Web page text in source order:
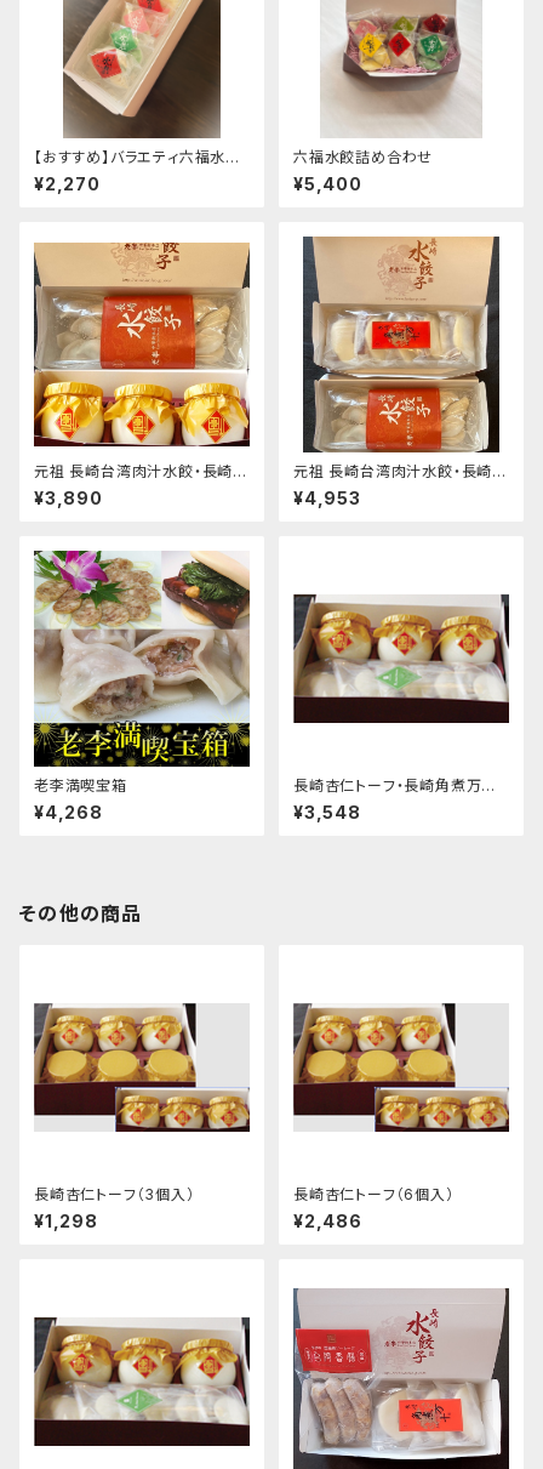
【おすすめ】バラエティ六福水餃
詰合せ（各３個）
¥2,270
六福水餃詰め合わせ
¥5,400
元祖 長崎台湾肉汁水餃・長崎杏
仁トーフセット
¥3,890
元祖 長崎台湾肉汁水餃・長崎角
煮万十セット
¥4,953
老李満喫宝箱
¥4,268
長崎杏仁トーフ・長崎角煮万十
セット
¥3,548
その他の商品
長崎杏仁トーフ（3個入）
¥1,298
長崎杏仁トーフ（6個入）
¥2,486